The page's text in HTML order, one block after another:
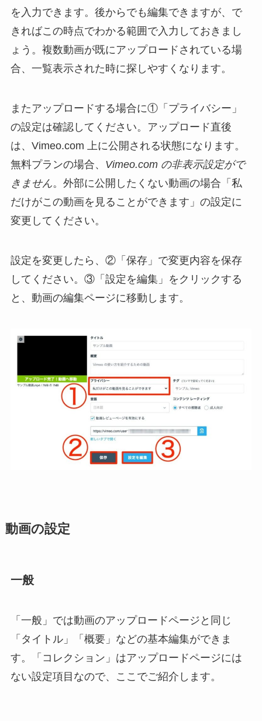
を入力できます。後からでも編集できますが、で
きればこの時点でわかる範囲で入力しておきまし
ょう。複数動画が既にアップロードされている場
合、一覧表示された時に探しやすくなります。
またアップロードする場合に①「プライバシー」
の設定は確認してください。アップロード直後
は、Vimeo.com 上に公開される状態になります。
無料プランの場合、 Vimeo.com の非表示設定がで
きません。外部に公開したくない動画の場合「私
だけがこの動画を見ることができます」の設定に
変更してください。
設定を変更したら、②「保存」で変更内容を保存
してください。③「設定を編集」をクリックする
と、動画の編集ページに移動します。
動画の設定
一般
「一般」では動画のアップロードページと同じ
「タイトル」「概要」などの基本編集ができま
す。「コレクション」はアップロードページには
ない設定項目なので、ここでご紹介します。